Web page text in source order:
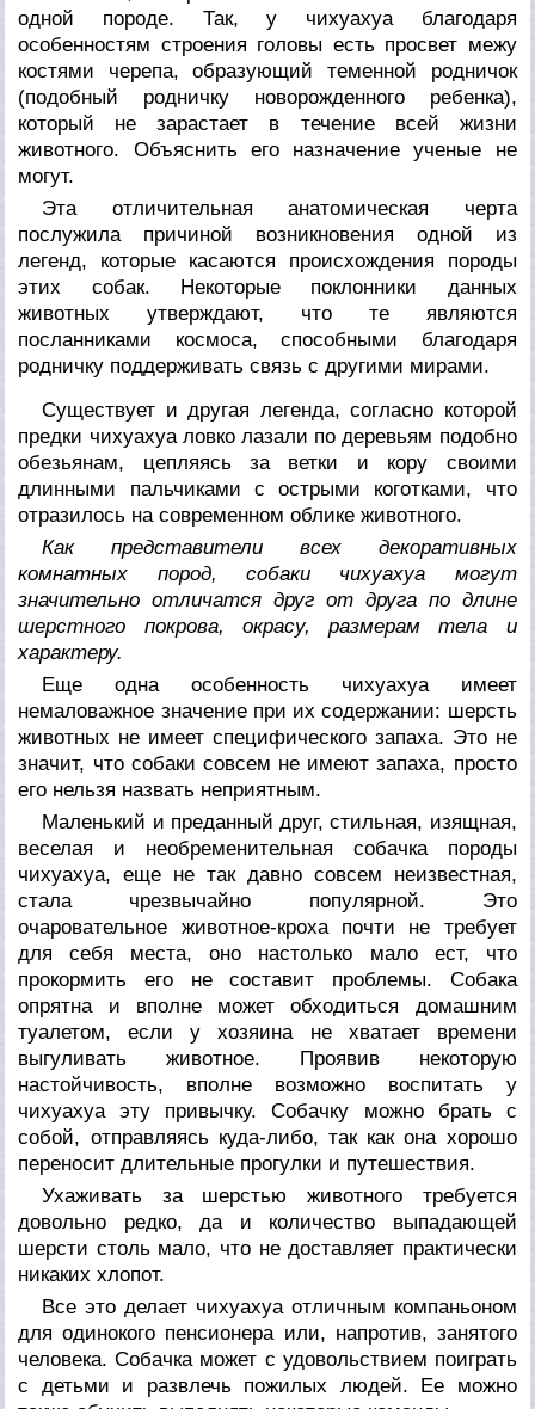
одной породе. Так, у чихуахуа благодаря
особенностям строения головы есть просвет межу
костями черепа, образующий теменной родничок
(подобный родничку новорожденного ребенка),
который не зарастает в течение всей жизни
животного. Объяснить его назначение ученые не
могут.
Эта отличительная анатомическая черта
послужила причиной возникновения одной из
легенд, которые касаются происхождения породы
этих собак. Некоторые поклонники данных
животных утверждают, что те являются
посланниками космоса, способными благодаря
родничку поддерживать связь с другими мирами.
Существует и другая легенда, согласно которой
предки чихуахуа ловко лазали по деревьям подобно
обезьянам, цепляясь за ветки и кору своими
длинными пальчиками с острыми коготками, что
отразилось на современном облике животного.
Как представители всех декоративных
комнатных пород, собаки чихуахуа могут
значительно отличатся друг от друга по длине
шерстного покрова, окрасу, размерам тела и
характеру.
Еще одна особенность чихуахуа имеет
немаловажное значение при их содержании: шерсть
животных не имеет специфического запаха. Это не
значит, что собаки совсем не имеют запаха, просто
его нельзя назвать неприятным.
Маленький и преданный друг, стильная, изящная,
веселая и необременительная собачка породы
чихуахуа, еще не так давно совсем неизвестная,
стала чрезвычайно популярной. Это
очаровательное животное-кроха почти не требует
для себя места, оно настолько мало ест, что
прокормить его не составит проблемы. Собака
опрятна и вполне может обходиться домашним
туалетом, если у хозяина не хватает времени
выгуливать животное. Проявив некоторую
настойчивость, вполне возможно воспитать у
чихуахуа эту привычку. Собачку можно брать с
собой, отправляясь куда-либо, так как она хорошо
переносит длительные прогулки и путешествия.
Ухаживать за шерстью животного требуется
довольно редко, да и количество выпадающей
шерсти столь мало, что не доставляет практически
никаких хлопот.
Все это делает чихуахуа отличным компаньоном
для одинокого пенсионера или, напротив, занятого
человека. Собачка может с удовольствием поиграть
с детьми и развлечь пожилых людей. Ее можно